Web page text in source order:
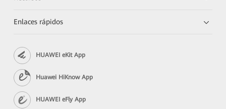
Enlaces rápidos
HUAWEI eKit App
Huawei HiKnow App
HUAWEI eFly App